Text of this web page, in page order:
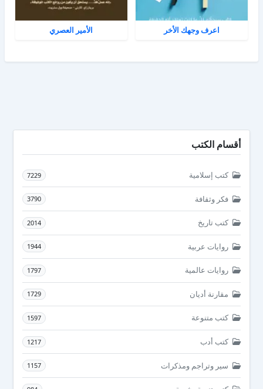
اعرف وجهك الأخر الأمير العصري
أقسام الكتب
كتب إسلامية 7229
فكر وثقافة 3790
كتب تاريخ 2014
روايات عربية 1944
روايات عالمية 1797
مقارنة أديان 1729
كتب متنوعة 1597
كتب أدب 1217
سير وتراجم ومذكرات 1157